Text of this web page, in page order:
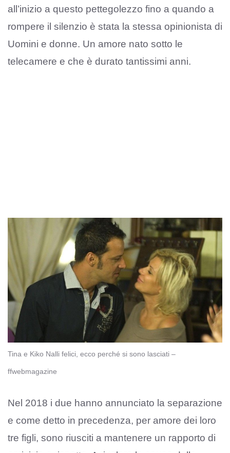
all’inizio a questo pettegolezzo fino a quando a
rompere il silenzio è stata la stessa opinionista di
Uomini e donne. Un amore nato sotto le
telecamere e che è durato tantissimi anni.
Tina e Kiko Nalli felici, ecco perché si sono lasciati –
ffwebmagazine
Nel 2018 i due hanno annunciato la separazione
e come detto in precedenza, per amore dei loro
tre figli, sono riusciti a mantenere un rapporto di